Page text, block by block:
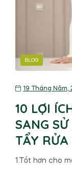
BLOG
19 Tháng Năm,
10 LỢI
SANG
TẨY RỬA
1.Tốt hơn cho